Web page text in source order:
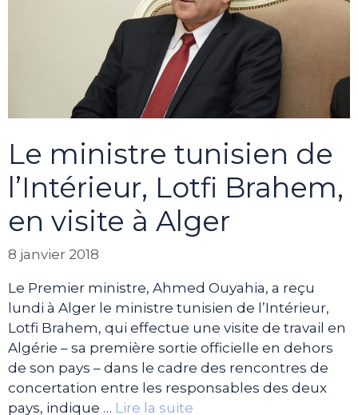
Le ministre tunisien de
l’Intérieur, Lotfi Brahem,
en visite à Alger
8 janvier 2018
Le Premier ministre, Ahmed Ouyahia, a reçu
lundi à Alger le ministre tunisien de l’Intérieur,
Lotfi Brahem, qui effectue une visite de travail en
Algérie – sa première sortie officielle en dehors
de son pays – dans le cadre des rencontres de
concertation entre les responsables des deux
pays, indique … Lire la suite